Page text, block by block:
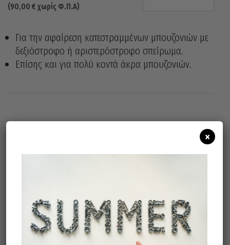
(90,00 € χωρίς Φ.Π.Α)
Για την αφαίρεση κατεστραμμένων μπουζονιών με
δεξιόστροφο ή αριστερόστροφο σπείρωμα.
Επίσης και για πολύ κοντά άκρα μπουζονιών.
Προσθήκη Στο Καλάθι
Σχετικά προϊόντα
×